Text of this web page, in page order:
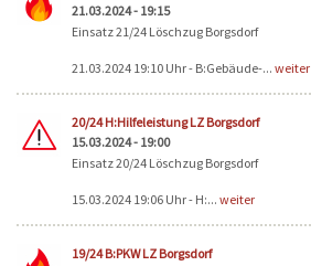
21.03.2024 - 19:15
Einsatz 21/24 Löschzug Borgsdorf
21.03.2024 19:10 Uhr - B:Gebäude-... weiter
20/24 H:Hilfeleistung LZ Borgsdorf
15.03.2024 - 19:00
Einsatz 20/24 Löschzug Borgsdorf
15.03.2024 19:06 Uhr - H:... weiter
19/24 B:PKW LZ Borgsdorf